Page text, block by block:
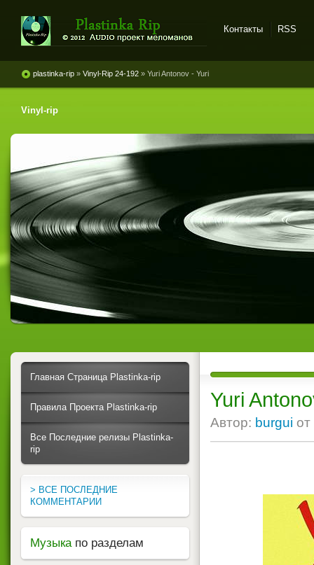
винила и магнитоальбомов
Контакты RSS
plastinka-rip » Vinyl-Rip 24-192 » Yuri Antonov - Yuri
Vinyl-rip
Yuri
Автор: burgui от
Главная Страница Plastinka-rip
Правила Проекта Plastinka-rip
Все Последние релизы Plastinka-
rip
> ВСЕ ПОСЛЕДНИЕ
КОММЕНТАРИИ
Музыка по разделам